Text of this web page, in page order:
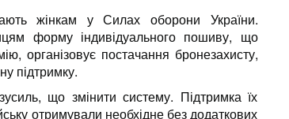
жінкам у Силах оборони України.
форму індивідуального пошиву, що
організовує постачання бронезахисту,
підтримку.
що змінити систему. Підтримка їх
отримували необхідне без додаткових